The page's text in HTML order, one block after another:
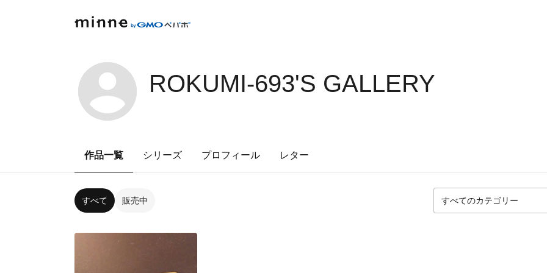
ROKUMI-693'S GALLERY
作品一覧 シリーズ プロフィール レター
すべて 販売中